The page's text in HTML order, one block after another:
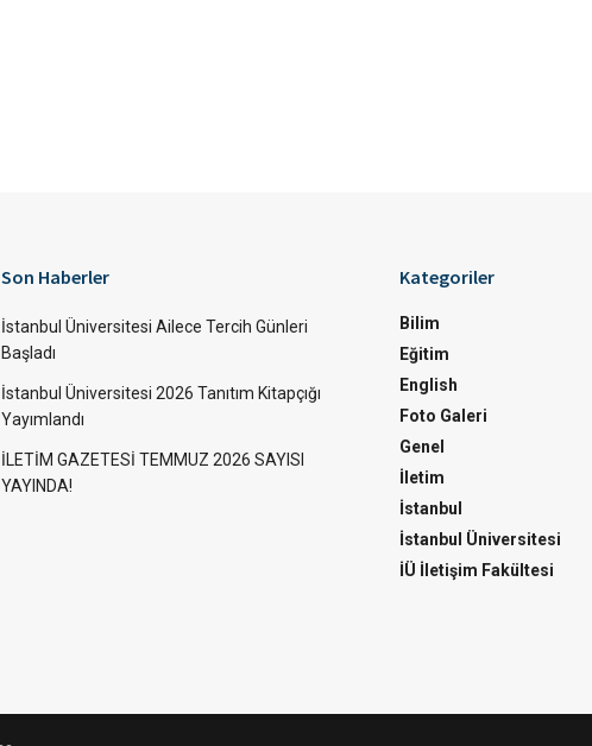
Son Haberler
İstanbul Üniversitesi Ailece Tercih Günleri
Başladı
İstanbul Üniversitesi 2026 Tanıtım Kitapçığı
Yayımlandı
İLETİM GAZETESİ TEMMUZ 2026 SAYISI
YAYINDA!
Kategoriler
Bilim
Eğitim
English
Foto Galeri
Genel
İletim
İstanbul
İstanbul Üniversitesi
İÜ İletişim Fakültesi